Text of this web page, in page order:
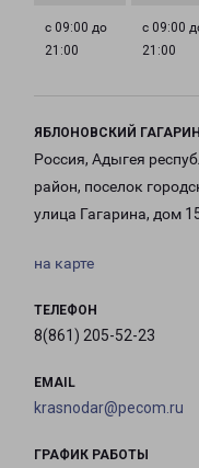
с 09:00 до
21:00
с 09:00
21:00
ЯБЛОНОВСКИЙ
Россия, Адыгея
район, поселок
улица Гагарина, дом
на карте
ТЕЛЕФОН
8(861) 205-52-23
EMAIL
krasnodar@pecom.ru
ГРАФИК РАБОТЫ